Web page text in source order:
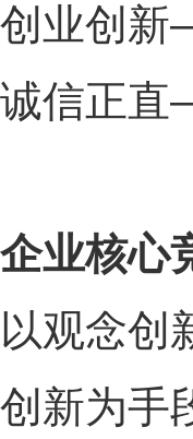
创业创新
诚信正直
企业核心
以观念创
创新为手